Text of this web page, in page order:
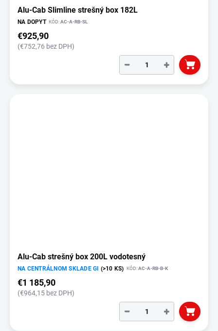
Alu-Cab Slimline strešný box 182L
NA DOPYT KÓD:AC-A-RB-SL
€925,90
(€752,76 bez DPH)
+
−
Alu-Cab strešný box 200L vodotesný
NA CENTRÁLNOM SKLADE GI (>10 KS) KÓD:AC-A-RB-B-K
€1 185,90
(€964,15 bez DPH)
+
−